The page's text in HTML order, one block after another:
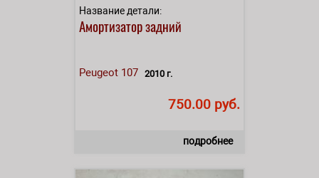
Название детали:
Амортизатор задний
Peugeot 107 2010 г.
750.00 руб.
подробнее